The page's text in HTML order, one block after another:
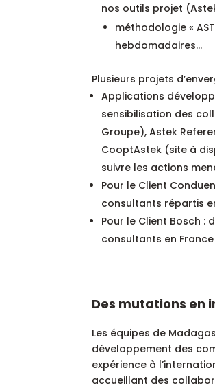
nos outils projet
méthodologie «
hebdomadaires…
Plusieurs projets
Applications
sensibilisation des
Groupe), Astek
CooptAstek (site à
suivre les actions
Pour le Client
consultants répartis
Pour le Client Bosch
consultants en
Des mutations en
Les équipes de
développement des
expérience à
accueillant des